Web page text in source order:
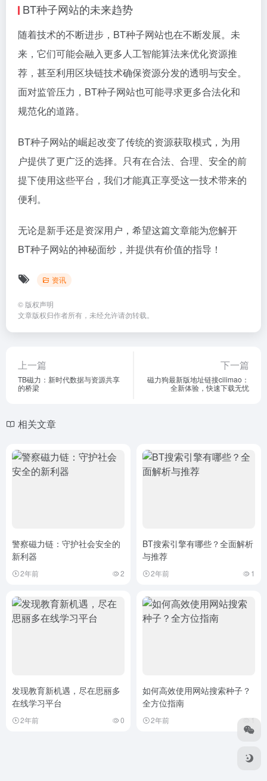
BT种子网站的未来趋势
随着技术的不断进步，BT种子网站也在不断发展。未
来，它们可能会融入更多人工智能算法来优化资源推
荐，甚至利用区块链技术确保资源分发的透明与安全。
面对监管压力，BT种子网站也可能寻求更多合法化和
规范化的道路。
BT种子网站的崛起改变了传统的资源获取模式，为用
户提供了更广泛的选择。只有在合法、合理、安全的前
提下使用这些平台，我们才能真正享受这一技术带来的
便利。
无论是新手还是资深用户，希望这篇文章能为您解开
BT种子网站的神秘面纱，并提供有价值的指导！
资讯
© 版权声明
文章版权归作者所有，未经允许请勿转载。
上一篇
TB磁力：新时代数据与资源共享
的桥梁
下一篇
磁力狗最新版地址链接cilimao：
全新体验，快速下载无忧
相关文章
警察磁力链：守护社会安全的
新利器
2年前 2
BT搜索引擎有哪些？全面解析
与推荐
2年前 1
发现教育新机遇，尽在思丽多
在线学习平台
2年前 0
如何高效使用网站搜索种子？
全方位指南
2年前 1